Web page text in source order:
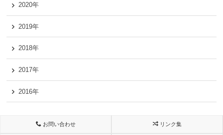
2020年
2019年
2018年
2017年
2016年
お問い合わせ リンク集